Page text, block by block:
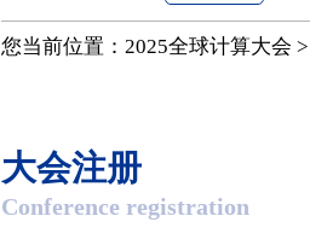
您当前位置： 2025全球计算大会 >
大会注册
Conference registration